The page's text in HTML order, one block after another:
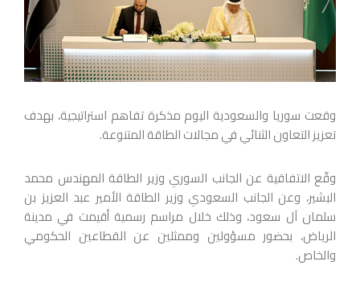
وقعت سوريا والسعودية اليوم مذكرة تفاهم استراتيجية، بهدف
تعزيز التعاون الثنائي في مجالات الطاقة المتنوعة.
وقّع الاتفاقية عن الجانب السوري وزير الطاقة المهندس محمد
البشير، وعن الجانب السعودي وزير الطاقة الأمير عبد العزيز بن
سلمان آل سعود، وذلك خلال مراسم رسمية أقيمت في مدينة
الرياض، بحضور مسؤولين وممثلين عن القطاعين الحكومي
والخاص.